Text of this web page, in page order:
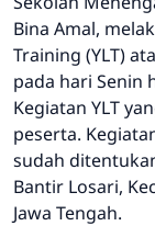
Bina Amal,
Training (YLT)
pada hari Senin
Kegiatan YLT
peserta.
sudah
Bantir Losari,
Jawa Tengah.